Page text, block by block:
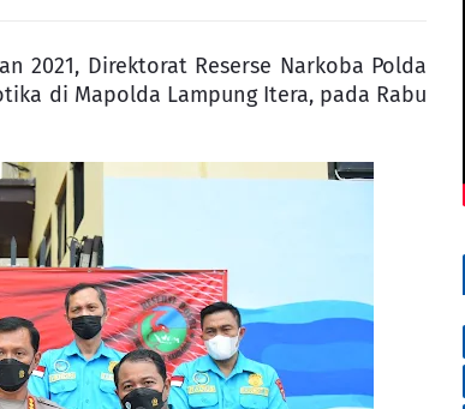
2021, Direktorat Reserse Narkoba Polda
di Mapolda Lampung Itera, pada Rabu